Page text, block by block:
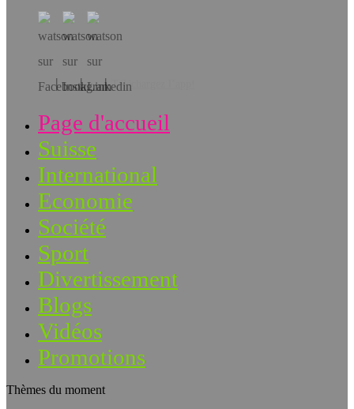
Téléchargez l’app!
Page d'accueil
Suisse
International
Economie
Société
Sport
Divertissement
Blogs
Vidéos
Promotions
Thèmes du moment